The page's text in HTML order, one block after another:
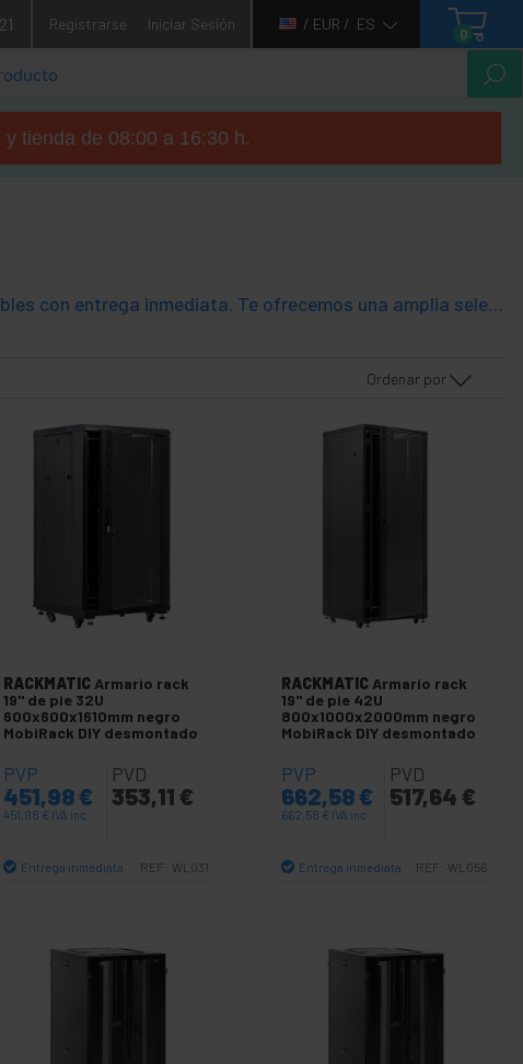
Registrarse Iniciar Sesión / EUR / ES
0
tienda de 08:00 a 16:30 h.
Descubre los armarios rack de suelo de la marca RackMatic, disponibles con entrega inmediata. Te ofrecemos una amplia selección de armarios rack de suelo de la marca RackMatic, diseñados específicamente para satisfacer las necesidades de soluciones industriales de alto rendimiento. Nuestros armarios rack de 19" están fabricados con los materiales de mayor calidad, garantizando su durabilidad y resistencia.Fabricados con los mejores materiales y un diseño impecable, son ideales para soluciones industriales exigentes. Confía en RackMatic para obtener los mejores armarios rack de suelo de 19". Nuestra combinación de calidad, diseño cuidado y precios asequibles nos distingue como líderes en el mercado. ¡Aprovecha nuestras opciones disponibles para entrega inmediata y optimiza tu solución de almacenamiento hoy mismo!
Ordenar por
RACKMATIC Armario rack
19" de pie 32U
600x600x1610mm negro
MobiRack DIY desmontado
PVP
451,98€
451,98 € IVA inc.
PVD
353,11 €
Entrega inmediata REF: WL031
RACKMATIC Armario rack
19'' de pie 42U
800x1000x2000mm negro
MobiRack DIY desmontado
PVP
662,58€
662,58 € IVA inc.
PVD
517,64 €
Entrega inmediata REF: WL056